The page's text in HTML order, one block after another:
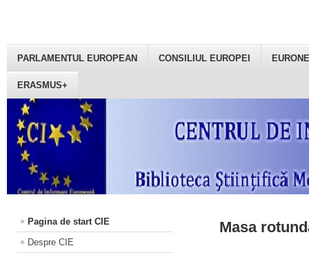
PARLAMENTUL EUROPEAN CONSILIUL EUROPEI
ERASMUS+
Pagina de start CIE
Despre CIE
Masa